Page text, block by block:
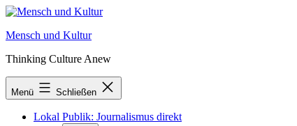
Zum
springen
Mensch und Kultur
Thinking Culture Anew
Menü Schließen
Lokal Publik: Journalismus direkt